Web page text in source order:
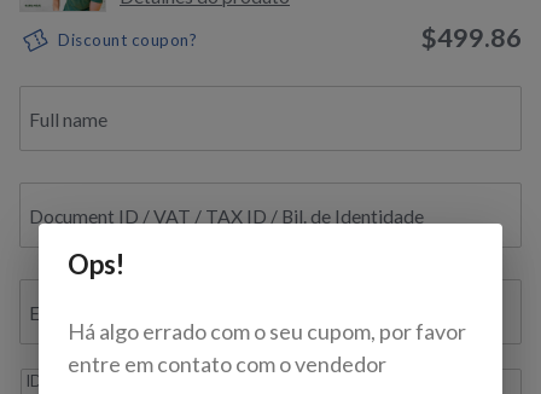
Discount coupon? $499.86
Full name
Document ID / VAT / TAX ID / Bil. de Identidade
E-mail
IDD
Ops!
Há algo errado com o seu cupom, por favor
entre em contato com o vendedor